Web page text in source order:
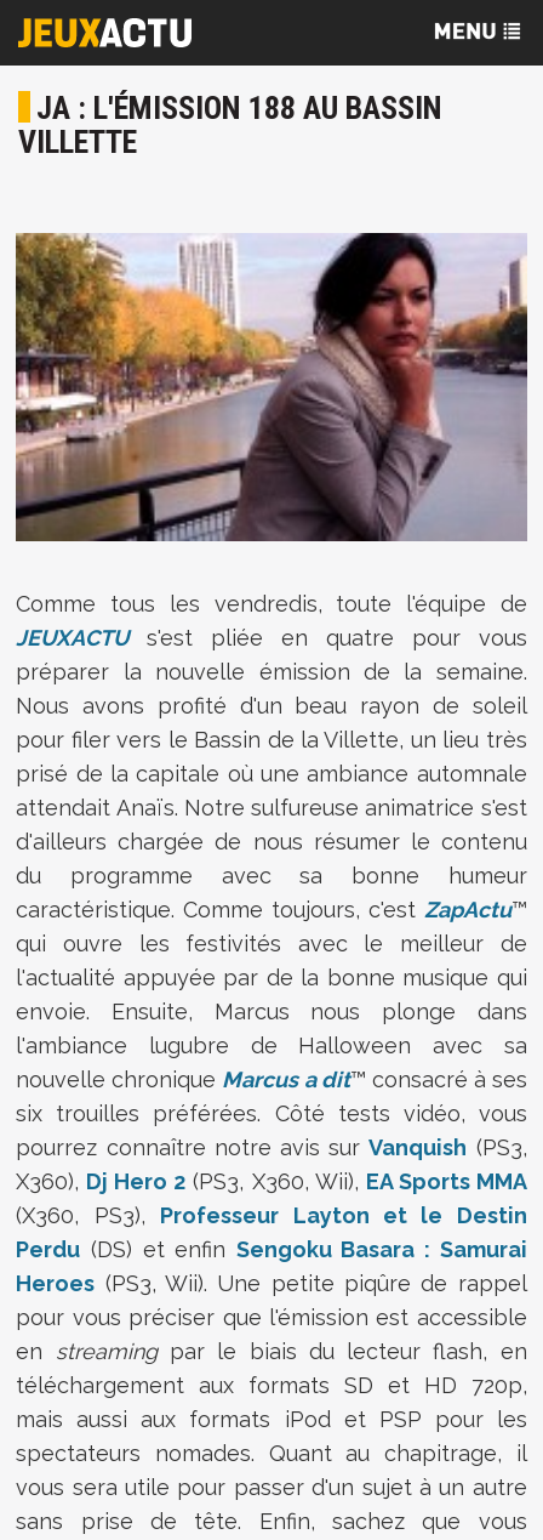
JA : L'ÉMISSION 188 AU BASSIN
VILLETTE
Comme tous les vendredis, toute l'équipe de
JEUXACTUs'est pliée en quatre pour vous
préparer la nouvelle émission de la semaine.
Nous avons profité d'un beau rayon de soleil
pour filer vers le Bassin de la Villette, un lieu très
prisé de la capitale où une ambiance automnale
attendait Anaïs. Notre sulfureuse animatrice s'est
d'ailleurs chargée de nous résumer le contenu
du programme avec sa bonne humeur
caractéristique. Comme toujours, c'est ZapActu™
qui ouvre les festivités avec le meilleur de
l'actualité appuyée par de la bonne musique qui
envoie. Ensuite, Marcus nous plonge dans
l'ambiance lugubre de Halloween avec sa
nouvelle chronique Marcus a dit™ consacré à ses
six trouilles préférées. Côté tests vidéo, vous
pourrez connaître notre avis surVanquish (PS3,
X360), Dj Hero 2 (PS3, X360, Wii), EA Sports MMA
(X360, PS3), Professeur Layton et le Destin
Perdu (DS) et enfin Sengoku Basara : Samurai
Heroes (PS3, Wii). Une petite piqûre de rappel
pour vous préciser que l'émission est accessible
en streaming par le biais du lecteur flash, en
téléchargement aux formats SD et HD 720p,
mais aussi aux formats iPod et PSP pour les
spectateurs nomades. Quant au chapitrage, il
vous sera utile pour passer d'un sujet à un autre
sans prise de tête. Enfin, sachez que vous